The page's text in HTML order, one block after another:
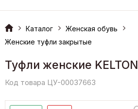
Каталог
Женская обувь
Женские туфли закрытые
Туфли женские KELTON
Код товара ЦУ-00037663